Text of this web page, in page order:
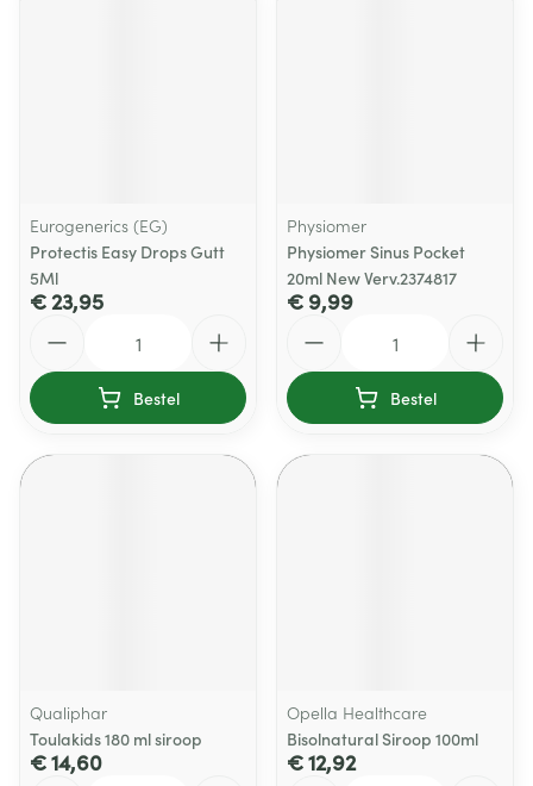
Eurogenerics (EG)
Protectis Easy Drops Gutt
5Ml
€ 23,95
Bestel
Physiomer
Physiomer Sinus Pocket
20ml New Verv.2374817
€ 9,99
Bestel
Qualiphar
Toulakids 180 ml siroop
€ 14,60
Opella Healthcare
Bisolnatural Siroop 100ml
€ 12,92